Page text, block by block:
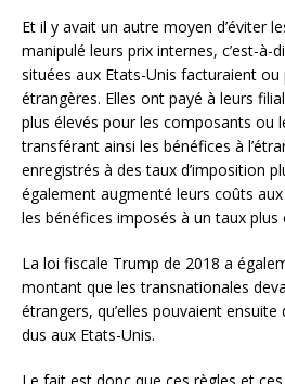
Et il y avait un autre moyen d’éviter
manipulé leurs prix internes, c’est-à-
situées aux Etats-Unis facturaient ou
étrangères. Elles ont payé à leurs
plus élevés pour les composants ou
transférant ainsi les bénéfices à
enregistrés à des taux d’imposition
également augmenté leurs coûts
les bénéfices imposés à un taux plus
La loi fiscale Trump de 2018 a
montant que les transnationales
étrangers, qu’elles pouvaient
dus aux Etats-Unis.